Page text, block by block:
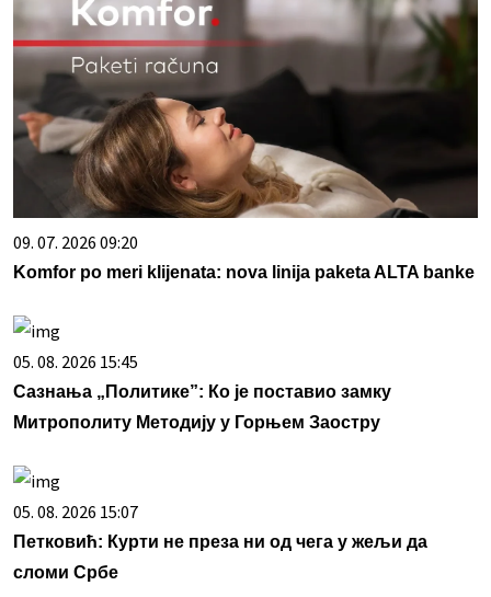
09. 07. 2026 09:20
Komfor po meri klijenata: nova linija paketa ALTA banke
05. 08. 2026 15:45
Сазнања „Политике”: Ко је поставио замку
Митрополиту Методију у Горњем Заостру
05. 08. 2026 15:07
Петковић: Курти не преза ни од чега у жељи да
сломи Србе